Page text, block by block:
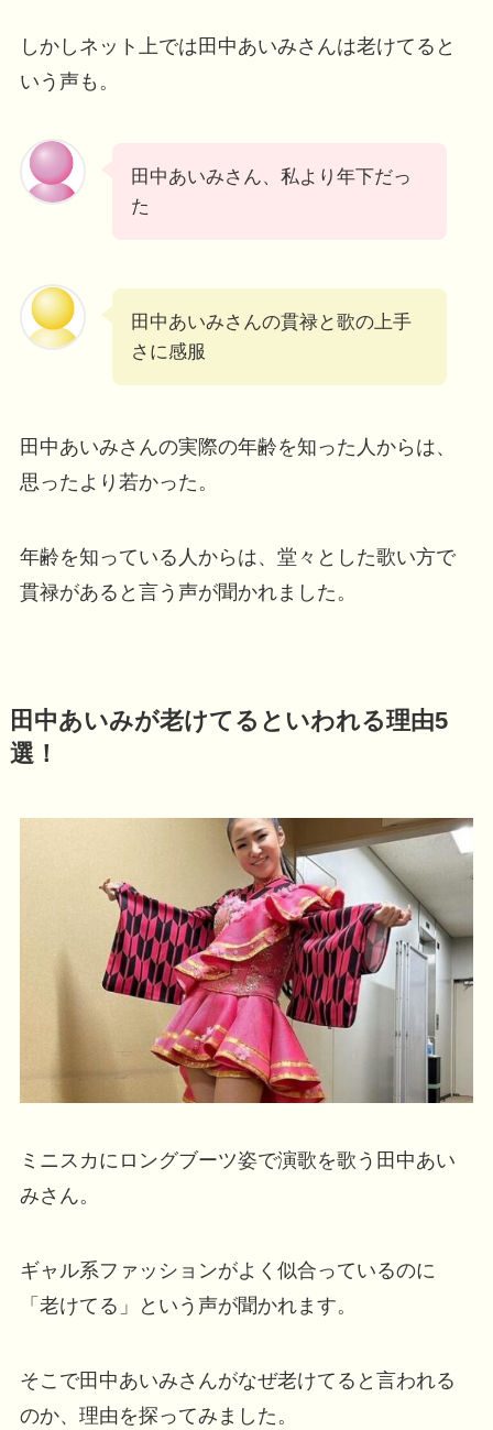
しかしネット上では田中あいみさんは老けてると
いう声も。
田中あいみさん、私より年下だっ
た
田中あいみさんの貫禄と歌の上手
さに感服
田中あいみさんの実際の年齢を知った人からは、
思ったより若かった。
年齢を知っている人からは、堂々とした歌い方で
貫禄があると言う声が聞かれました。
田中あいみが老けてるといわれる理由5
選！
ミニスカにロングブーツ姿で演歌を歌う田中あい
みさん。
ギャル系ファッションがよく似合っているのに
「老けてる」という声が聞かれます。
そこで田中あいみさんがなぜ老けてると言われる
のか、理由を探ってみました。